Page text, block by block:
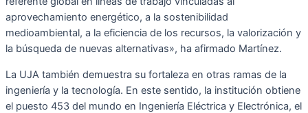
aprovechamiento energético, a la sostenibilidad
medioambiental, a la eficiencia de los recursos, la valorización y
la búsqueda de nuevas alternativas», ha afirmado Martínez.
La UJA también demuestra su fortaleza en otras ramas de la
ingeniería y la tecnología. En este sentido, la institución obtiene
el puesto 453 del mundo en Ingeniería Eléctrica y Electrónica, el